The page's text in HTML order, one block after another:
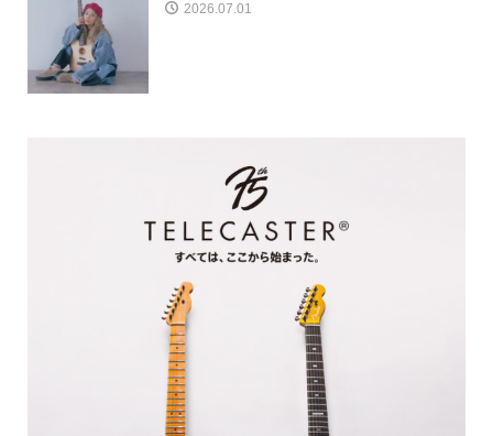
2026.07.01